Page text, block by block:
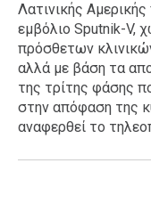
Σχέσεις
AGENDA
Λατινικής
εμβόλιο Sputnik-V,
πρόσθετων
αλλά με βάση τα
της τρίτης φάσης
στην απόφαση της
αναφερθεί το